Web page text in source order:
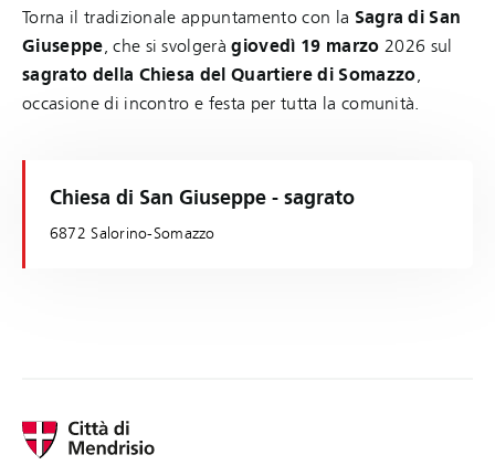
Torna il tradizionale appuntamento con la Sagra di San
Giuseppe , che si svolgeràgiovedì 19 marzo 2026 sul
sagrato della Chiesa del Quartiere di Somazzo
occasione di incontro e festa per tutta la comunità.
Chiesa di San Giuseppe - sagrato
6872 Salorino-Somazzo